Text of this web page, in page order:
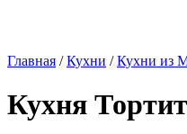
Главная /Кухни /Кухни из
Кухня